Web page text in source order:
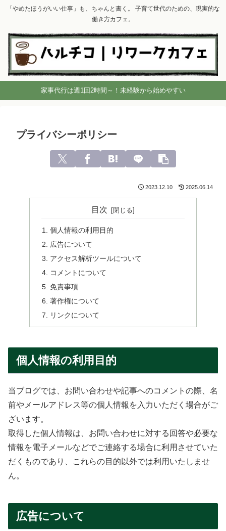
「やめたほうがいい仕事」も、ちゃんと書く。 子育て世代のための、現実的な
働き方カフェ。
家事代行は週1回2時間～！未経験から始めやすい
プライバシーポリシー
2023.12.10 2025.06.14
目次
個人情報の利用目的
広告について
アクセス解析ツールについて
コメントについて
免責事項
著作権について
リンクについて
個人情報の利用目的
当ブログでは、お問い合わせや記事へのコメントの際、名
前やメールアドレス等の個人情報を入力いただく場合がご
ざいます。
取得した個人情報は、お問い合わせに対する回答や必要な
情報を電子メールなどでご連絡する場合に利用させていた
だくものであり、これらの目的以外では利用いたしませ
ん。
広告について